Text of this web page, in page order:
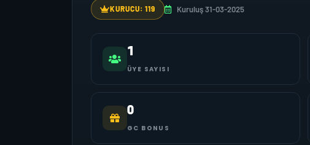
KURUCU: 119 Kuruluş 31-03-2025
1
ÜYE SAYISI
0
GC BONUS